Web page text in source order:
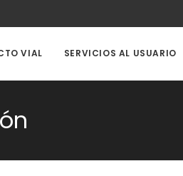
VIAL SERVICIOS AL USUARIO